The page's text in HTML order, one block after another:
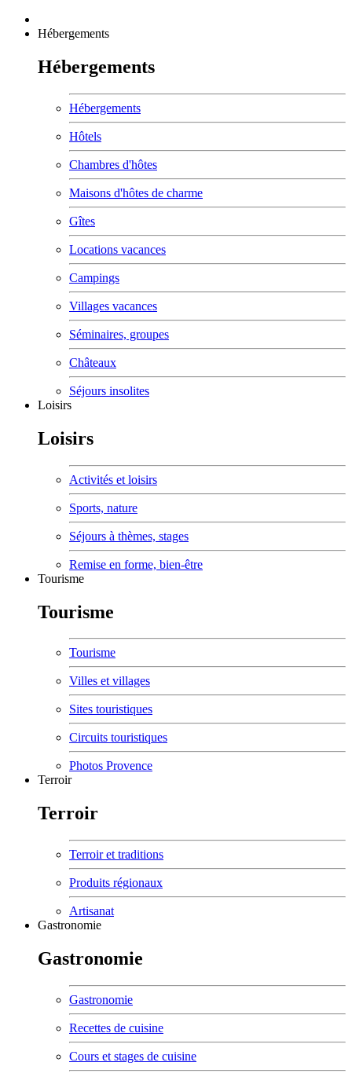
Hébergements
Hébergements
Hébergements
Hôtels
Chambres d'hôtes
Maisons d'hôtes de charme
Gîtes
Locations vacances
Campings
Villages vacances
Séminaires, groupes
Châteaux
Séjours insolites
Loisirs
Loisirs
Activités et loisirs
Sports, nature
Séjours à thèmes, stages
Remise en forme, bien-être
Tourisme
Tourisme
Tourisme
Villes et villages
Sites touristiques
Circuits touristiques
Photos Provence
Terroir
Terroir
Terroir et traditions
Produits régionaux
Artisanat
Gastronomie
Gastronomie
Gastronomie
Recettes de cuisine
Cours et stages de cuisine